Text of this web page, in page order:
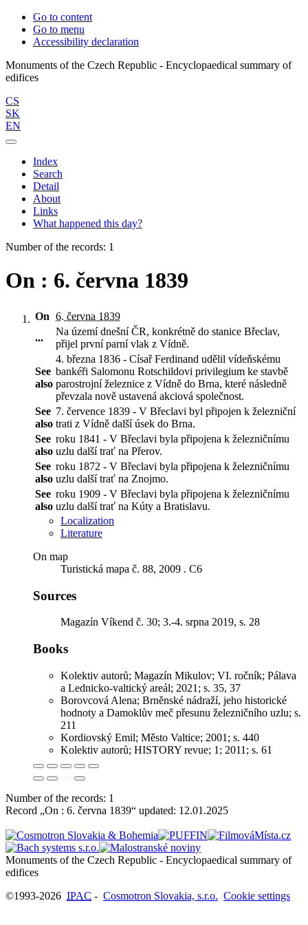
Go to content
Go to menu
Accessibility declaration
Monuments of the Czech Republic - Encyclopaedical summary of
CS
SK
EN
Index
Search
Detail
About
Links
What happened this day?
Number of the records: 1
On : 6. června 1839
On 6. června 1839
...
Na území dnešní ČR, konkrétně do stanice Břeclav,
přijel první parní vlak z Vídně.
See
also
4. března 1836 - Císař Ferdinand udělil vídeňskému
bankéři Salomonu Rotschildovi privilegium ke stavbě
parostrojní železnice z Vídně do Brna, které následně
převzala nově ustavená akciová společnost.
See
also
7. července 1839 - V Břeclavi byl připojen k železniční
trati z Vídně další úsek do Brna.
See
also
roku 1841 - V Břeclavi byla připojena k železničnímu
uzlu další trať na Přerov.
See
also
roku 1872 - V Břeclavi byla připojena k železničnímu
uzlu další trať na Znojmo.
See
also
roku 1909 - V Břeclavi byla připojena k železničnímu
uzlu další trať na Kúty a Bratislavu.
Localization
Literature
On map
Turistická mapa č. 88, 2009 . C6
Sources
Magazín Víkend č. 30; 3.-4. srpna 2019, s. 28
Books
Kolektiv autorů; Magazín Mikulov; VI. ročník; Pálava
a Lednicko-valtický areál; 2021; s. 35, 37
Borovcová Alena; Brněnské nádraží, jeho historické
hodnoty a Damoklův meč přesunu železničního uzlu; s.
211
Kordiovský Emil; Město Valtice; 2001; s. 440
Kolektiv autorů; HISTORY revue; 1; 2011; s. 61
Number of the records: 1
Record „On : 6. června 1839“ updated: 12.01.2025
Monuments of the Czech Republic - Encyclopaedical summary of
©1993-2026 IPAC - Cosmotron Slovakia, s.r.o. Cookie settings